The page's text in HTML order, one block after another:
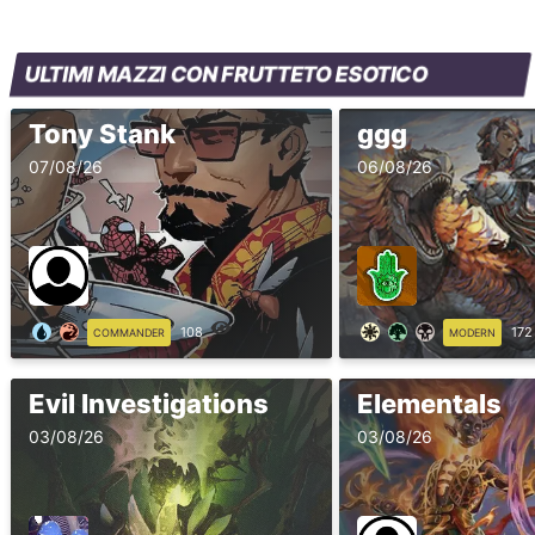
ULTIMI MAZZI CON FRUTTETO ESOTICO
Tony Stank
07/08/26
COMMANDER 108
ggg
06/08/26
MODERN 172
Evil Investigations
03/08/26
Elementals
03/08/26